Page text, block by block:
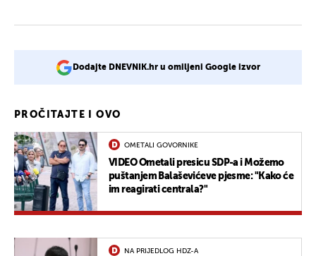
Dodajte DNEVNIK.hr u omiljeni Google izvor
PROČITAJTE I OVO
OMETALI GOVORNIKE
VIDEO Ometali presicu SDP-a i Možemo
puštanjem Balaševićeve pjesme: "Kako će
im reagirati centrala?"
NA PRIJEDLOG HDZ-A